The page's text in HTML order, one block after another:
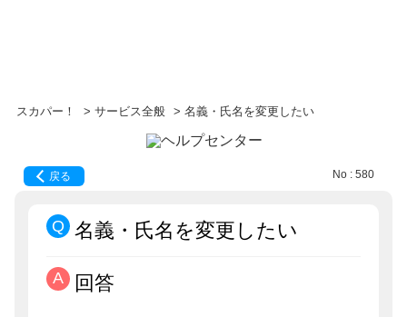
スカパー！ > サービス全般 > 名義・氏名を変更したい
戻る No : 580
名義・氏名を変更したい
回答